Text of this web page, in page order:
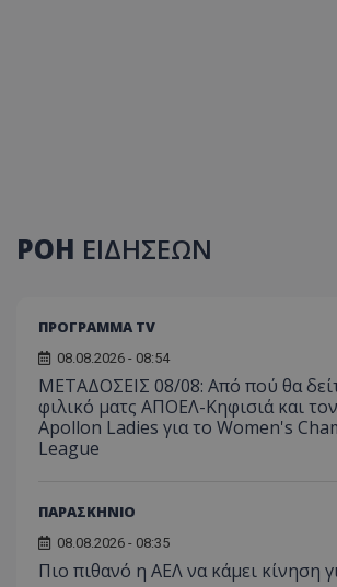
ΡΟΗ ΕΙΔΗΣΕΩΝ
ΠΡΟΓΡΑΜΜΑ TV
08.08.2026 - 08:54
ΜΕΤΑΔΟΣΕΙΣ 08/08: Από πού θα
φιλικό ματς ΑΠΟΕΛ-Κηφισιά και
Apollon Ladies για το Women's
League
ΠΑΡΑΣΚΗΝΙΟ
08.08.2026 - 08:35
Πιο πιθανό η ΑΕΛ να κάμει κίνηση